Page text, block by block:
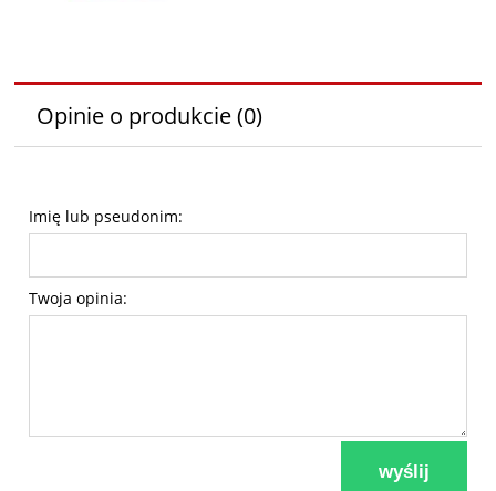
Opinie o produkcie (0)
Imię lub pseudonim:
Twoja opinia:
wyślij